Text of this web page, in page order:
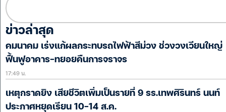
ข่าวล่าสุด
คมนาคม เร่งแก้ผลกระทบรถไฟฟ้าสีม่วง ช่วงวงเวียนใหญ่
ฟื้นฟูอาคาร-ทยอยคืนการจราจร
17:49 น.
เหตุกราดยิง เสียชีวิตเพิ่มเป็นรายที่ 9 รร.เทพศิรินทร์ นนท์
ประกาศหยุดเรียน 10-14 ส.ค.